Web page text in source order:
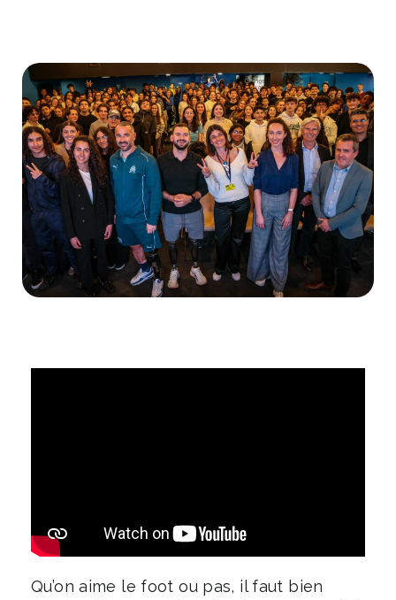
Qu’on aime le foot ou pas, il faut bien